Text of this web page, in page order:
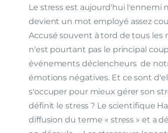
Le stress est aujourd'hui l'ennemi
devient un mot employé assez
Accusé souvent à tord de tous les
n'est pourtant pas le principal
événements déclencheurs de
émotions négatives. Et ce sont
s'occuper pour mieux gérer son
définit le stress ? Le scientifique
diffusion du terme « stress » et a